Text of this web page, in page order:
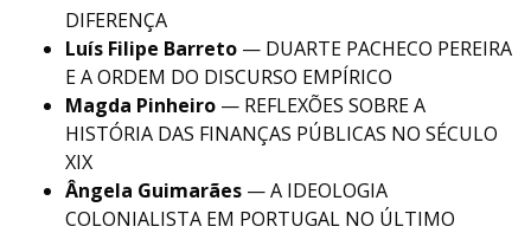
DIFERENÇA
Luís Filipe Barreto — DUARTE PACHECO PEREIRA
E A ORDEM DO DISCURSO EMPÍRICO
Magda Pinheiro — REFLEXÕES SOBRE A
HISTÓRIA DAS FINANÇAS PÚBLICAS NO SÉCULO
XIX
Ângela Guimarães — A IDEOLOGIA
COLONIALISTA EM PORTUGAL NO ÚLTIMO